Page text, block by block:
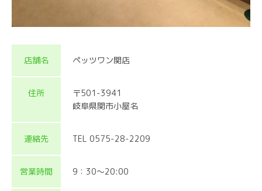
店舗名 ペッツワン関店
住所
〒501-3941
岐阜県関市小屋名
連絡先 TEL 0575-28-2209
営業時間 9：30～20:00